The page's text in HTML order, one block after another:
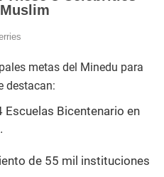
metas del Minedu para
destacan:
Escuelas Bicentenario en
de 55 mil instituciones